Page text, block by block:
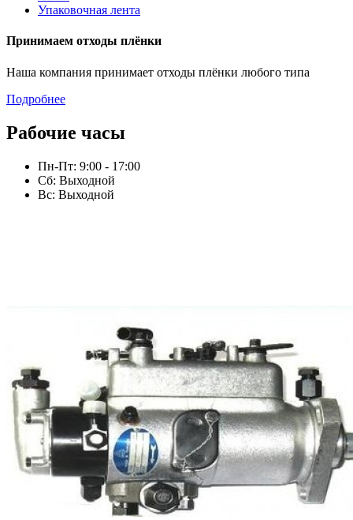
Упаковочная лента
Принимаем отходы плёнки
Наша компания принимает отходы плёнки любого типа
Подробнее
Рабочие часы
Пн-Пт: 9:00 - 17:00
Сб: Выходной
Вс: Выходной